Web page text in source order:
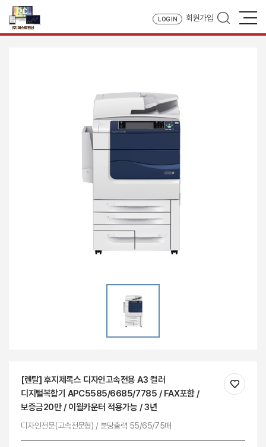
LOG IN 회원가입
[렌탈] 후지제록스 디자인고속전용 A3 컬러
디지털복합기 APC5585/6685/7785 / FAX포함 /
보증금20만 / 이월카운터 적용가능 / 3년
디자인전문(고속전문형) / 분당출력 55/65/75매